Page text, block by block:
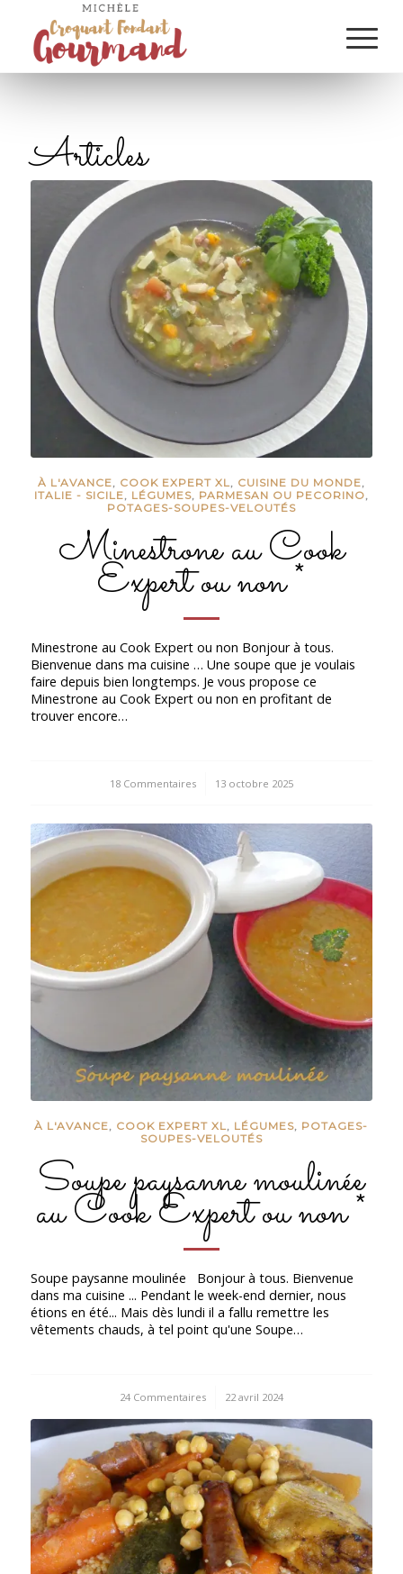
Articles
À L'AVANCE, COOK EXPERT XL, CUISINE DU MONDE,
ITALIE - SICILE, LÉGUMES, PARMESAN OU PECORINO,
POTAGES-SOUPES-VELOUTÉS
Minestrone au Cook
Expert ou non *
Minestrone au Cook Expert ou non Bonjour à tous.
Bienvenue dans ma cuisine … Une soupe que je voulais
faire depuis bien longtemps. Je vous propose ce
Minestrone au Cook Expert ou non en profitant de
trouver encore…
18 Commentaires
/ 13 octobre 2025
À L'AVANCE, COOK EXPERT XL, LÉGUMES, POTAGES-
SOUPES-VELOUTÉS
Soupe paysanne moulinée
au Cook Expert ou non *
Soupe paysanne moulinée Bonjour à tous. Bienvenue
dans ma cuisine ... Pendant le week-end dernier, nous
étions en été... Mais dès lundi il a fallu remettre les
vêtements chauds, à tel point qu'une Soupe…
24 Commentaires
/ 22 avril 2024